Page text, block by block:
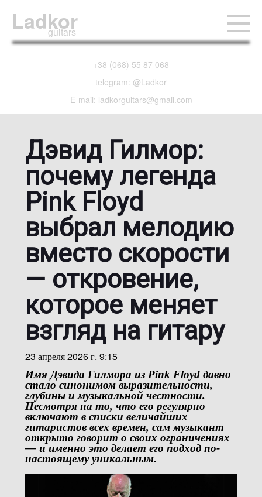
Ladkor
guitars
+38 (068) 55 87 068
telegram: @Ladkor
E-mail: ladkorguitars@gmail.com
Дэвид Гилмор:
почему легенда
Pink Floyd
выбрал мелодию
вместо скорости
— откровение,
которое меняет
взгляд на гитару
23 апреля 2026 г. 9:15
Имя Дэвида Гилмора из Pink Floydдавно
стало синонимом выразительности,
глубины и музыкальной честности.
Несмотря на то, что его регулярно
включают в списки величайших
гитаристов всех времен, сам музыкант
открыто говорит о своих ограничениях
— и именно это делает его подход по-
настоящему уникальным.